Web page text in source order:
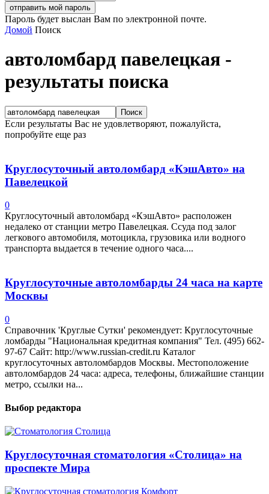
Пароль будет выслан Вам по электронной почте.
Домой Поиск
автоломбард павелецкая -
результаты поиска
Если результаты Вас не удовлетворяют, пожалуйста,
попробуйте еще раз
Круглосуточный автоломбард «КэшАвто» на
Павелецкой
0
Круглосуточный автоломбард «КэшАвто» расположен
недалеко от станции метро Павелецкая. Ссуда под залог
легкового автомобиля, мотоцикла, грузовика или водного
транспорта выдается в течение одного часа....
Круглосуточные автоломбарды 24 часа на карте
Москвы
0
Справочник 'Круглые Сутки' рекомендует: Круглосуточные
ломбарды "Национальная кредитная компания" Тел. (495) 662-
97-67 Сайт: http://www.russian-credit.ru Каталог
круглосуточных автоломбардов Москвы. Местоположение
автоломбардов 24 часа: адреса, телефоны, ближайшие станции
метро, ссылки на...
Выбор редактора
Круглосуточная стоматология «Столица» на
проспекте Мира